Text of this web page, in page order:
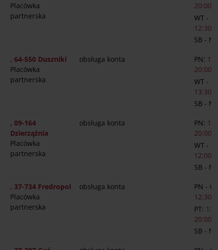
Placówka
partnerska
20:00
WT -
12:30-
SB -
, 64-550 Duszniki
Placówka
partnerska
obsługa konta PN:
20:00
WT -
13:30-
SB -
, 09-164
Dzierzążnia
Placówka
partnerska
obsługa konta PN:
20:00
WT -
12:00-
SB -
, 37-734 Fredropol
Placówka
partnerska
obsługa konta
PN -
12:30-
PT:
20:00
SB -